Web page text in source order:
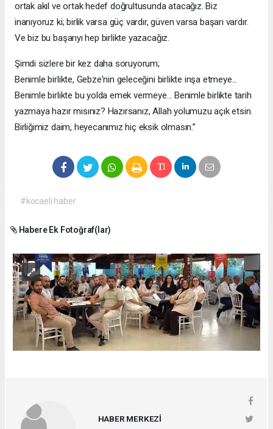
ortak akıl ve ortak hedef doğrultusunda atacağız. Biz
inanıyoruz ki; birlik varsa güç vardır, güven varsa başarı vardır.
Ve biz bu başarıyı hep birlikte yazacağız.
Şimdi sizlere bir kez daha soruyorum;
Benimle birlikte, Gebze'nin geleceğini birlikte inşa etmeye...
Benimle birlikte bu yolda emek vermeye... Benimle birlikte tarih
yazmaya hazır mısınız? Hazırsanız, Allah yolumuzu açık etsin.
Birliğimiz daim, heyecanımız hiç eksik olmasın.”
#kocaeli haber
Habere Ek Fotoğraf(lar)
HABER MERKEZİ